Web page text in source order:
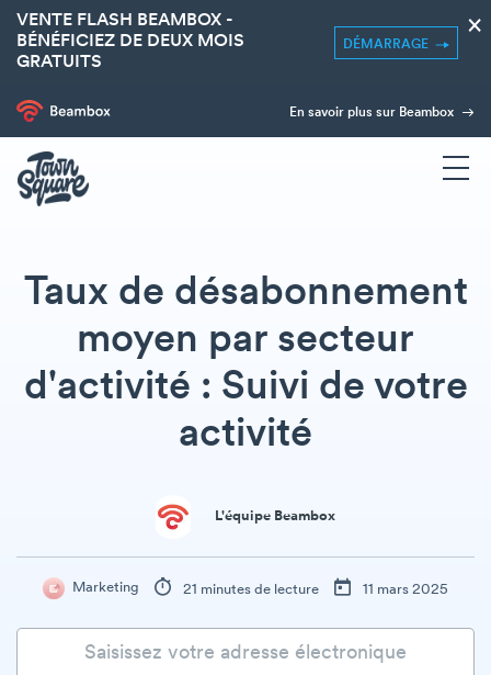
VENTE FLASH BEAMBOX -
BÉNÉFICIEZ DE DEUX MOIS
GRATUITS
DÉMARRAGE
×
En savoir plus sur Beambox
Taux de désabonnement
moyen par secteur
d'activité : Suivi de votre
activité
L'équipe Beambox
Marketing 21 minutes de lecture 11 mars 2025